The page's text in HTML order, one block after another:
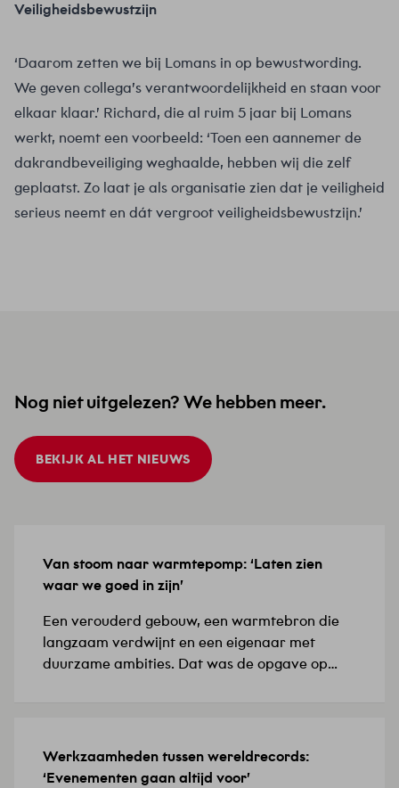
Veiligheidsbewustzijn
‘Daarom zetten we bij Lomans in op bewustwording.
We geven collega’s verantwoordelijkheid en staan voor
elkaar klaar.’ Richard, die al ruim 5 jaar bij Lomans
werkt, noemt een voorbeeld: ‘Toen een aannemer de
dakrandbeveiliging weghaalde, hebben wij die zelf
geplaatst. Zo laat je als organisatie zien dat je veiligheid
serieus neemt en dát vergroot veiligheidsbewustzijn.’
Nog niet uitgelezen? We hebben meer.
BEKIJK AL HET NIEUWS
15 JULI 2026
Van stoom naar warmtepomp: ‘Laten zien
waar we goed in zijn’
Een verouderd gebouw, een warmtebron die
langzaam verdwijnt en een eigenaar met
duurzame ambities. Dat was de opgave op
waren verouderd en de bestaande
verwarmingsoplossing vroeg om een
8 JULI 2026
Werkzaamheden tussen wereldrecords:
‘Evenementen gaan altijd voor’